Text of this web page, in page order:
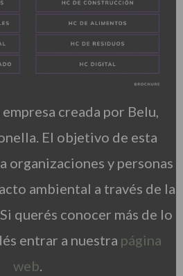
empresa creada por Belu,
El objetivo de esta
organizaciones y personas
ambiental a través de la
querés conocer más de lo
entrar a nuestra página
web.